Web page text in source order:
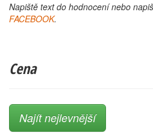
Napiště text do hodnocení nebo
FACEBOOK.
Cena
Najít nejlevnější